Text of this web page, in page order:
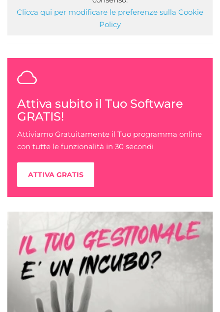
Clicca qui per modificare le preferenze sulla Cookie
Policy
Attiva subito il Tuo Software
GRATIS!
Attiviamo Gratuitamente il Tuo programma online
con tutte le funzionalità in 30 secondi
ATTIVA GRATIS